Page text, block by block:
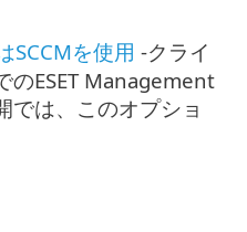
SCCMを使用 -クライ
のESET Management
では、このオプショ